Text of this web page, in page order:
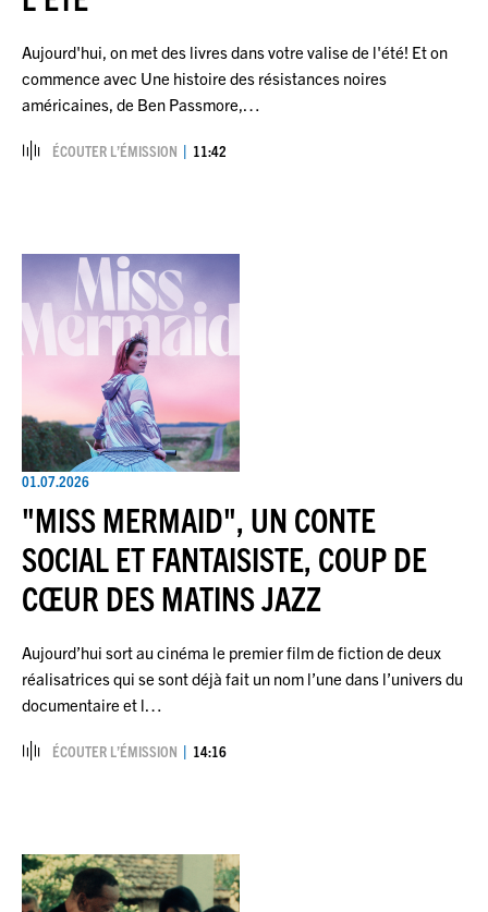
Aujourd'hui, on met des livres dans votre valise de l'été! Et on
commence avec Une histoire des résistances noires
américaines, de Ben Passmore,…
ÉCOUTER L’ÉMISSION 11:42
01.07.2026
"MISS MERMAID", UN CONTE
SOCIAL ET FANTAISISTE, COUP DE
CŒUR DES MATINS JAZZ
Aujourd’hui sort au cinéma le premier film de fiction de deux
réalisatrices qui se sont déjà fait un nom l’une dans l’univers du
documentaire et l…
ÉCOUTER L’ÉMISSION 14:16